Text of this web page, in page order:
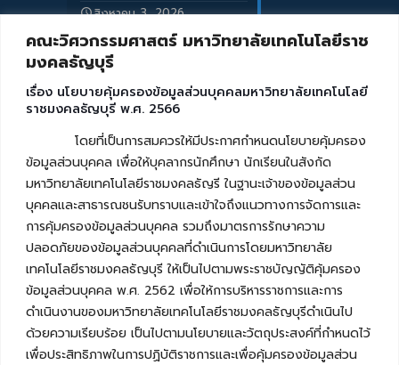
คณะวิศวกรรมศาสตร์ มหาวิทยาลัยเทคโนโลยีราช
มงคลธัญบุรี
เรื่อง นโยบายคุ้มครองข้อมูลส่วนบุคคลมหาวิทยาลัยเทคโนโลยี
ราชมงคลธัญบุรี พ.ศ. 2566
โดยที่เป็นการสมควรให้มีประกาศกำหนดนโยบายคุ้มครอง
ข้อมูลส่วนบุคคล เพื่อให้บุคลากรนักศึกษา นักเรียนในสังกัด
มหาวิทยาลัยเทคโนโลยีราชมงคลธัญรี ในฐานะเจ้าของข้อมูลส่วน
บุคคลและสาธารณชนรับทราบและเข้าใจถึงแนวทางการจัดการและ
การคุ้มครองข้อมูลส่วนบุคคล รวมถึงมาตรการรักษาความ
ปลอดภัยของข้อมูลส่วนบุคคลที่ดำเนินการโดยมหาวิทยาลัย
เทคโนโลยีราชมงคลธัญบุรี ให้เป็นไปตามพระราชบัญญัติคุ้มครอง
ข้อมูลส่วนบุคคล พ.ศ. 2562 เพื่อให้การบริหารราชการและการ
ดำเนินงานของมหาวิทยาลัยเทคโนโลยีราชมงคลธัญบุรีดำเนินไป
ด้วยความเรียบร้อย เป็นไปตามนโยบายและวัตถุประสงค์ที่กำหนดไว้
เพื่อประสิทธิภาพในการปฏิบัติราชการและเพื่อคุ้มครองข้อมูลส่วน
สิงหาคม 3, 2026